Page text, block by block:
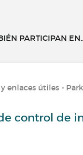
PARTICIPAN
enlaces útiles -
control de